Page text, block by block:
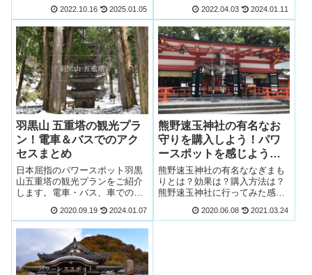
のアクセスのポイントや、実際
に行ってみた感想をご紹介いた
します。
2022.10.16 2025.01.05
どころもたくさんあります。東
京・大阪からの日帰りの方法に
ついてもご案内！
2022.04.03 2024.01.11
羽黒山 五重塔の観光プラ
ン！電車＆バスでのアク
セスまとめ
日本屈指のパワースポット羽黒
山五重塔の観光プランをご紹介
します。電車・バス、車でのア
際に行ってみると雰囲気に圧倒
されます。
2020.09.19 2024.01.07
熊野速玉神社の有名なお
守りを購入しよう！パワ
ースポットを感じよう！
アクセスまとめ。
熊野速玉神社の有名ななぎまも
りとは？効果は？購入方法は？
熊野速玉神社に行ってみた感
す。また、東京・名古屋、大阪
2020.06.08 2021.03.24